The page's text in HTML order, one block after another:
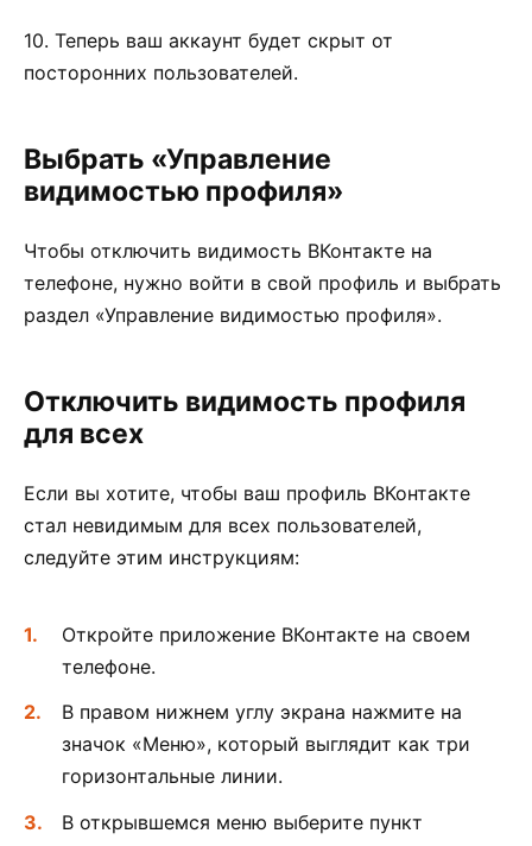
10. Теперь ваш аккаунт будет скрыт от
посторонних пользователей.
Выбрать «Управление
видимостью профиля»
Чтобы отключить видимость ВКонтакте на
телефоне, нужно войти в свой профиль и выбрать
раздел «Управление видимостью профиля».
Отключить видимость профиля
для всех
Если вы хотите, чтобы ваш профиль ВКонтакте
стал невидимым для всех пользователей,
следуйте этим инструкциям:
Откройте приложение ВКонтакте на своем
телефоне.
В правом нижнем углу экрана нажмите на
значок «Меню», который выглядит как три
горизонтальные линии.
В открывшемся меню выберите пункт